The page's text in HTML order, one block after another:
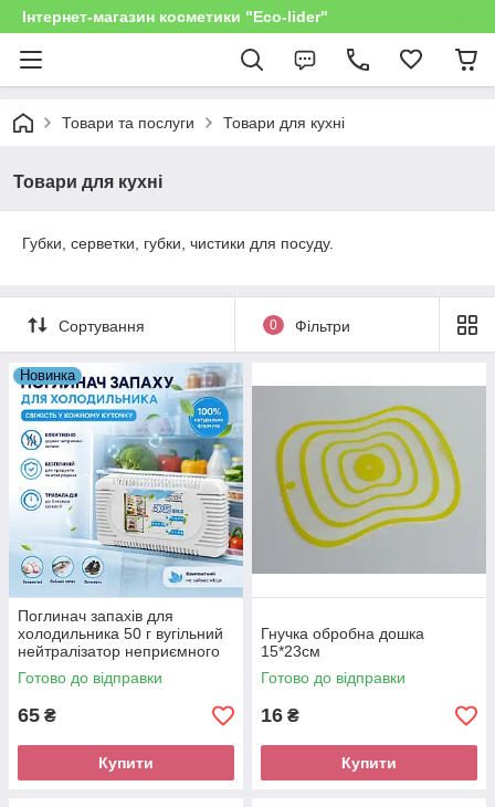
Інтернет-магазин косметики "Eco-lider"
Товари та послуги Товари для кухні
Товари для кухні
Губки, серветки, губки, чистики для посуду.
Сортування 0 Фільтри
Новинка
Поглинач запахів для
холодильника 50 г вугільний
нейтралізатор неприємного
запаху
Готово до відправки
65 ₴
Купити
Гнучка обробна дошка
15*23см
Готово до відправки
16 ₴
Купити